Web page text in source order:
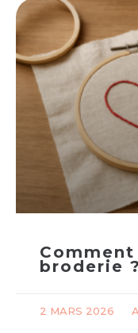
broderie ?
2 MARS 2026